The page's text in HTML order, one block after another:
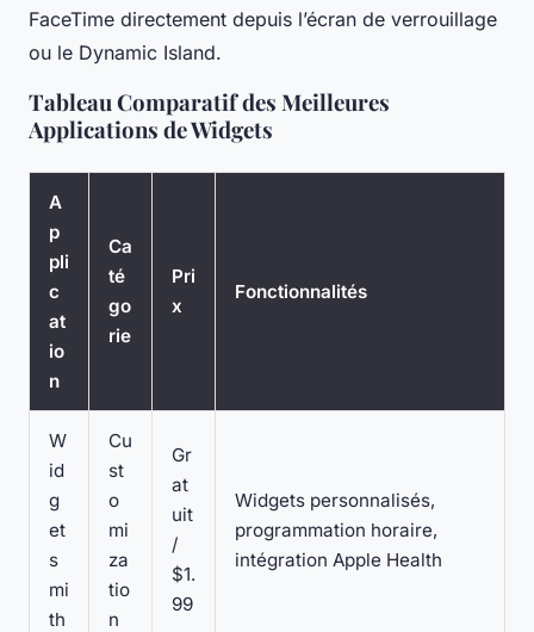
FaceTime directement depuis l’écran de verrouillage
ou le Dynamic Island.
Tableau Comparatif des Meilleures
Applications de Widgets
A
p
pli
c
at
io
n
Ca
té
go
rie
Pri
x
Fonctionnalités
W
id
g
et
s
mi
th
Cu
st
o
mi
za
tio
n
Gr
at
uit
/
$1.
99
Widgets personnalisés,
programmation horaire,
intégration Apple Health